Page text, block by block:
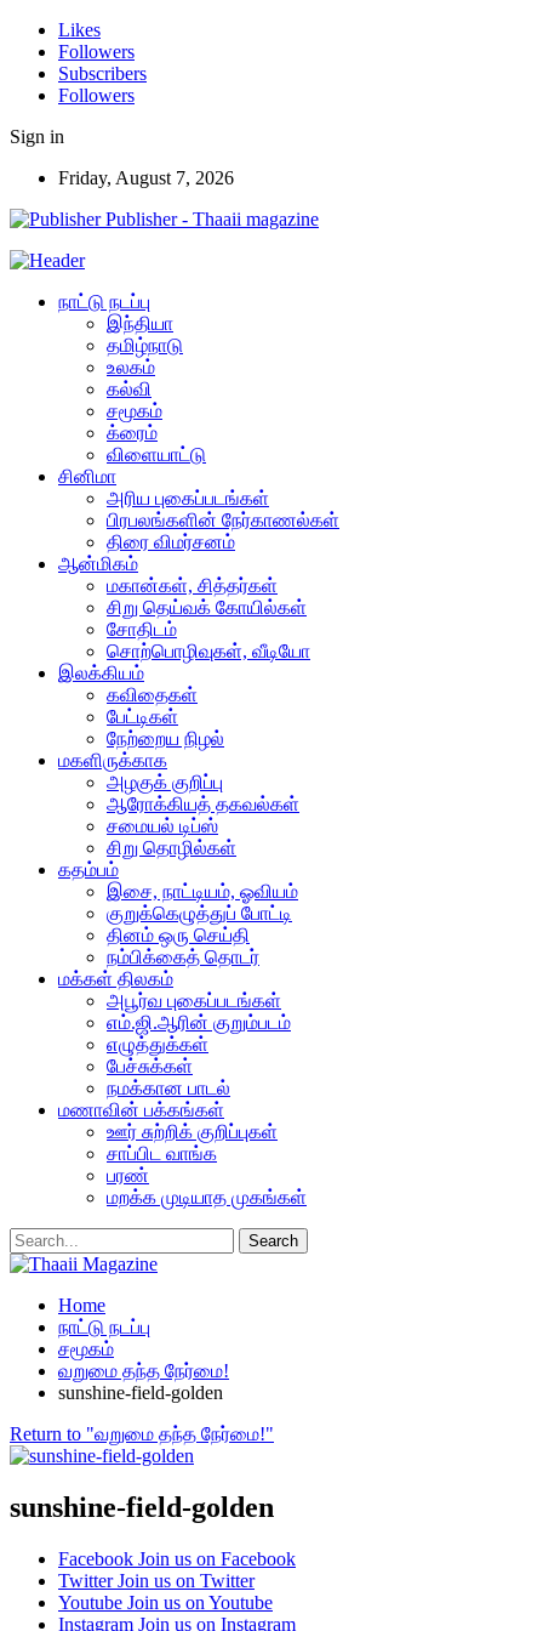
Likes
Followers
Subscribers
Followers
Sign in
Friday, August 7, 2026
Publisher - Thaaii magazine
நாட்டு நடப்பு
இந்தியா
தமிழ்நாடு
உலகம்
கல்வி
சமூகம்
க்ரைம்
விளையாட்டு
சினிமா
அரிய புகைப்படங்கள்
பிரபலங்களின் நேர்காணல்கள்
திரை விமர்சனம்
ஆன்மிகம்
மகான்கள், சித்தர்கள்
சிறு தெய்வக் கோயில்கள்
சோதிடம்
சொற்பொழிவுகள், வீடியோ
இலக்கியம்
கவிதைகள்
பேட்டிகள்
நேற்றைய நிழல்
மகளிருக்காக
அழகுக் குறிப்பு
ஆரோக்கியத் தகவல்கள்
சமையல் டிப்ஸ்
சிறு தொழில்கள்
கதம்பம்
இசை, நாட்டியம், ஓவியம்
குறுக்கெழுத்துப் போட்டி
தினம் ஒரு செய்தி
நம்பிக்கைத் தொடர்
மக்கள் திலகம்
அபூர்வ புகைப்படங்கள்
எம்.ஜி.ஆரின் குறும்படம்
எழுத்துக்கள்
பேச்சுக்கள்
நமக்கான பாடல்
மணாவின் பக்கங்கள்
ஊர் சுற்றிக் குறிப்புகள்
சாப்பிட வாங்க
பரண்
மறக்க முடியாத முகங்கள்
Home
நாட்டு நடப்பு
சமூகம்
வறுமை தந்த நேர்மை!
sunshine-field-golden
Return to "வறுமை தந்த நேர்மை!"
sunshine-field-golden
Facebook Join us on Facebook
Twitter Join us on Twitter
Youtube Join us on Youtube
Instagram Join us on Instagram